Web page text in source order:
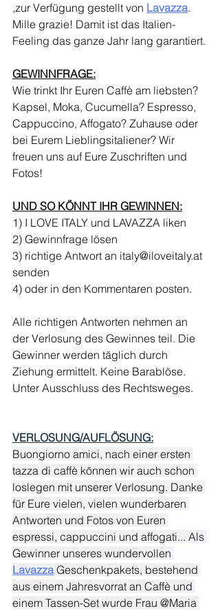
,zur Verfügung gestellt von Lavazza.
Mille grazie! Damit ist das Italien-
Feeling das ganze Jahr lang garantiert.
GEWINNFRAGE:
Wie trinkt Ihr Euren Caffè am liebsten?
Kapsel, Moka, Cucumella? Espresso,
Cappuccino, Affogato? Zuhause oder
bei Eurem Lieblingsitaliener? Wir
freuen uns auf Eure Zuschriften und
Fotos!
UND SO KÖNNT IHR GEWINNEN:
1) I LOVE ITALY und LAVAZZA liken
2) Gewinnfrage lösen
3) richtige Antwort an italy@iloveitaly.at
senden
4) oder in den Kommentaren posten.
Alle richtigen Antworten nehmen an
der Verlosung des Gewinnes teil. Die
Gewinner werden täglich durch
Ziehung ermittelt. Keine Barablöse.
Unter Ausschluss des Rechtsweges.
VERLOSUNG/AUFLÖSUNG:
Buongiorno amici, nach einer ersten
tazza di caffè können wir auch schon
loslegen mit unserer Verlosung. Danke
für Eure vielen, vielen wunderbaren
Antworten und Fotos von Euren
espressi, cappuccini und affogati... Als
Gewinner unseres wundervollen
Lavazza Geschenkpakets, bestehend
aus einem Jahresvorrat an Caffè und
einem Tassen-Set wurde Frau @Maria